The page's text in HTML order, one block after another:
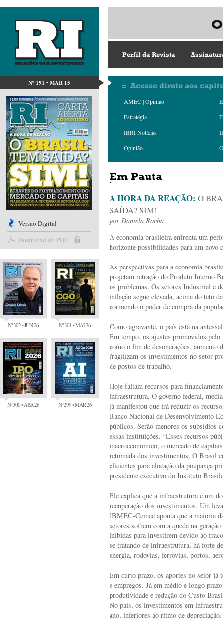
Nº 191 • MAR 15
Versão Digital
Download do PDF
Nº 302 • JUN 26 Nº 301 • MAI 26
Nº 300 • ABR 26 Nº 299 • MAR 26
Perfil da Revista
Acesso direto aos
AMEC | Opinião
Estratégia
IBRI Notícias
Opinião
Em Pauta
A HORA DA REAÇÃO: O
SAÍDA? SIM!
por Daniela Rocha
A economia brasileira enfrenta um
horizonte possibilidades para um
As perspectivas para a economia
projetam retração do Produto Interno
os problemas. Os setores Industrial e
inflação segue elevada, acima do teto
corroendo o poder de compra da
Como agravante, o país está na
Em tempo, os ajustes promovidos
como o fim de desonerações, aumento
fragilizam os investimentos no setor
de postos de trabalho.
Hoje faltam recursos para
infraestrutura. O governo federal,
já manifestou que irá reduzir os
Banco Nacional de Desenvolvimento
públicos. Serão menores os subsídios
essas instituições. “Esses recursos
macroeconômico, o mercado de
retomada dos investimentos. O Brasil
eficientes para alocação da poupança
presidente executivo do Instituto
Ele explica que a infraestrutura é um
recuperação dos investimentos. Um
IBMEC-Cemec aponta que a maioria
setores sofrem com a queda na
inibidas para investirem devido ao
se tratando de infraestrutura, há forte
energia, rodovias, ferrovias, portos,
Em curto prazo, os aportes no setor já
e empregos. Já em médio e longo
produtividade e redução do Custo
No país, os investimentos em
ano, inferiores ao ritmo de